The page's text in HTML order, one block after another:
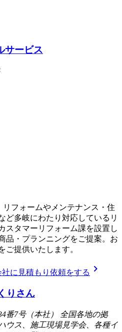
サービス
フォームやメンテナンス・住
ど多岐にわたり対応しているリ
スタマーリフォーム課を設置し
品・プランニングをご提案。お
ご提供いたします。
社に見積もり依頼をする chevron_right
りさん
番7号（本社） 全国各地の拠
ウス、施工現場見学会、各種イ